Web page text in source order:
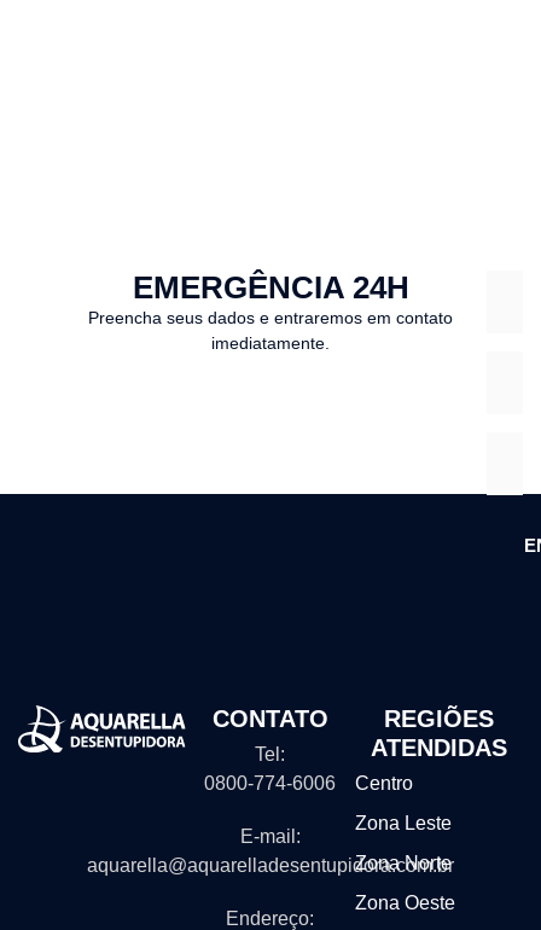
EMERGÊNCIA 24H
Preencha seus dados e entraremos em contato
imediatamente.
CONTATO
Tel:
0800-774-6006
E-mail:
aquarella@aquarelladesentupidora.com.br
Endereço:
REGIÕES
ATENDIDAS
Centro
Zona Leste
Zona Norte
Zona Oeste